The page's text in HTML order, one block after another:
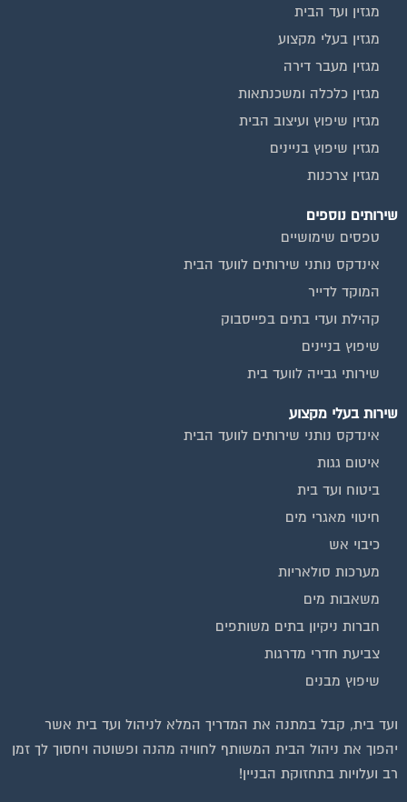
מגזין ועד הבית
מגזין בעלי מקצוע
מגזין מעבר דירה
מגזין כלכלה ומשכנתאות
מגזין שיפוץ ועיצוב הבית
מגזין שיפוץ בניינים
מגזין צרכנות
שירותים נוספים
טפסים שימושיים
אינדקס נותני שירותים לוועד הבית
המוקד לדייר
קהילת ועדי בתים בפייסבוק
שיפוץ בניינים
שירותי גבייה לוועד בית
שירות בעלי מקצוע
אינדקס נותני שירותים לוועד הבית
איטום גגות
ביטוח ועד בית
חיטוי מאגרי מים
כיבוי אש
מערכות סולאריות
משאבות מים
חברות ניקיון בתים משותפים
צביעת חדרי מדרגות
שיפוץ מבנים
ועד בית, קבל במתנה את המדריך המלא לניהול ועד בית אשר
יהפוך את ניהול הבית המשותף לחוויה מהנה ופשוטה ויחסוך לך זמן
רב ועלויות בתחזוקת הבניין!